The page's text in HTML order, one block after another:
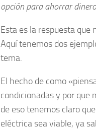
opción para ahorrar
Esta es la respuesta
Aquí tenemos dos
tema.
El hecho de como
condicionadas y por que
de eso tenemos claro
eléctrica sea viable, ya